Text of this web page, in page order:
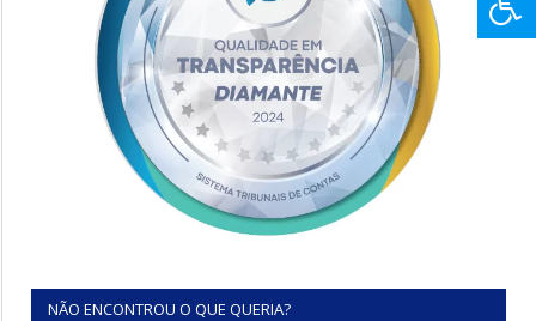
NÃO ENCONTROU O QUE QUERIA?